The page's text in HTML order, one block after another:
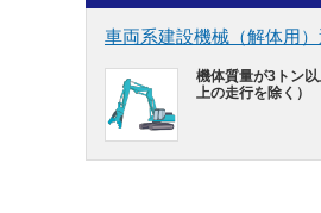
車両系建設機械（解体用
機体質量が3トン
上の走行を除く）